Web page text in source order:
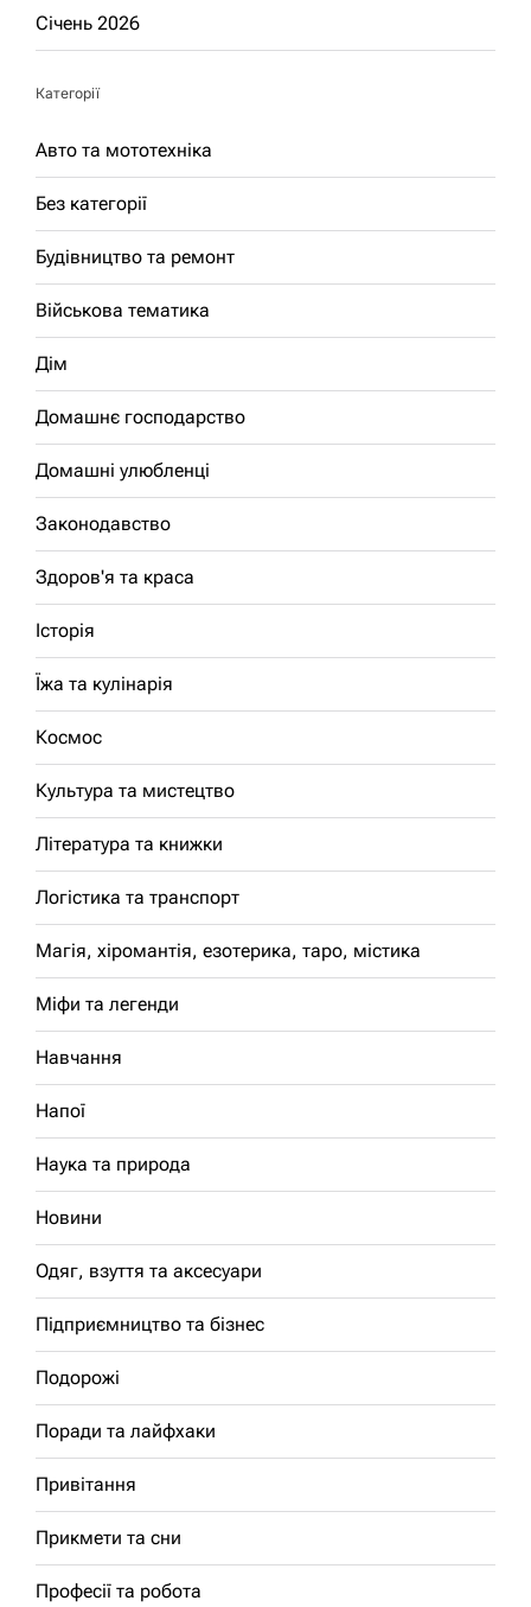
Січень 2026
Категорії
Авто та мототехніка
Без категорії
Будівництво та ремонт
Військова тематика
Дім
Домашнє господарство
Домашні улюбленці
Законодавство
Здоров'я та краса
Історія
Їжа та кулінарія
Космос
Культура та мистецтво
Література та книжки
Логістика та транспорт
Магія, хіромантія, езотерика, таро, містика
Міфи та легенди
Навчання
Напої
Наука та природа
Новини
Одяг, взуття та аксесуари
Підприємництво та бізнес
Подорожі
Поради та лайфхаки
Привітання
Прикмети та сни
Професії та робота